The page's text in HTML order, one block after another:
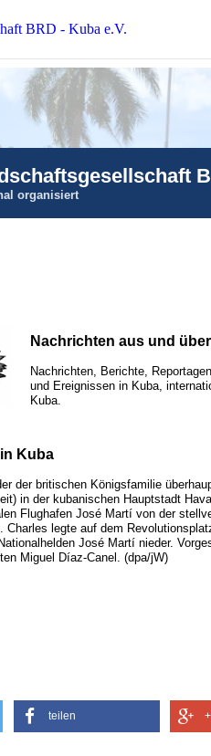
BRD - Kuba e.V.
organisiert
Nachrichten aus und
Nachrichten, Berichte,
und Ereignissen in Kuba,
Kuba.
Kuba
der britischen Königsfamilie
in der kubanischen Hauptstadt
Flughafen José Martí von der
Charles legte auf dem
José Martí nieder.
Miguel Díaz-Canel. (dpa/jW)
teilen